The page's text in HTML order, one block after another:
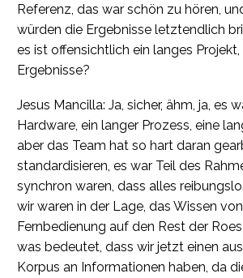
Referenz, das war schön zu hören,
würden die Ergebnisse letztendlich
es ist offensichtlich ein langes
Ergebnisse?
Jesus Mancilla: Ja, sicher, ähm, ja, es
Hardware, ein langer Prozess, eine
aber das Team hat so hart daran
standardisieren, es war Teil des
synchron waren, dass alles
wir waren in der Lage, das Wissen
Fernbedienung auf den Rest der
was bedeutet, dass wir jetzt einen
Korpus an Informationen haben, da